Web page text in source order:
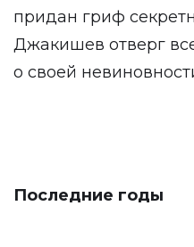
придан гриф
Джакишев отверг
о своей
Последние годы